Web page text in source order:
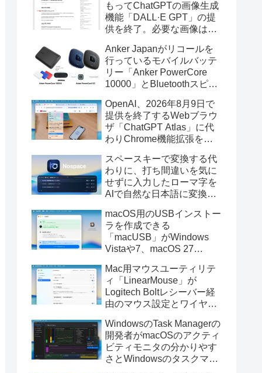
もってChatGPTの画像生成
機能「DALL·E GPT」の提
供を終了。必要な画像は期
Anker Japanがリコールを
行っているモバイルバッテ
リー「Anker PowerCore
10000」とBluetoothスピー
辺を焼損する火災が6月に3
件発生していたそうなので
注意を。
OpenAI、2026年8月9日で
提供を終了するWebブラウ
ザ「ChatGPT Atlas」に代
わりChrome機能拡張をア
画の質問やAsk ChatGPT機
能を追加。
スペースキーで変換する代
わりに、打ち間違いを気に
せずに入力したローマ字を
AIで自然な日本語に変換し
力アプリ「Nospace」がリ
リース。
macOS用のUSBインストー
ラを作成できる
「macUSB」がWindows
Vistaや7、macOS 27
トーラの作成に対応。
Mac用マウスユーティリテ
ィ「LinearMouse」が
Logitech Boltレシーバー経
由のマウス設定とワイヤレ
ックボールに対応。
WindowsのTask Managerの
開発者がmacOSのアクティ
ビティモニタの分かりやす
さとWindowsのタスクマネ